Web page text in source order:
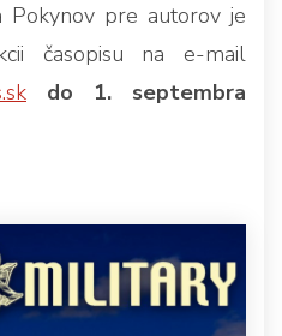
Pokynov pre autorov je
časopisu na e-mail
do 1. septembra